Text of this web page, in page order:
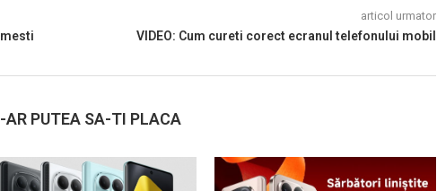
articol urmator
VIDEO: Cum cureti corect ecranul telefonului mobil
AR PUTEA SA-TI PLACA